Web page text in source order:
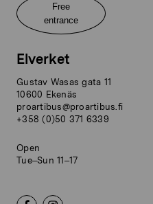
Free
entrance
Elverket
Gustav Wasas gata 11
10600 Ekenäs
proartibus@proartibus.fi
+358 (0)50 371 6339
Open
Tue–Sun 11–17